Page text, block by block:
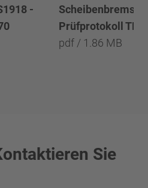
-
Scheibenbremse
Prüfprotokoll
pdf / 1.86 MB
Sie